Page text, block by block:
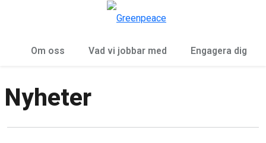
Om oss Vad vi jobbar med Engagera dig
Nyheter